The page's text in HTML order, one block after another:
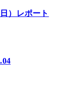
）レポート